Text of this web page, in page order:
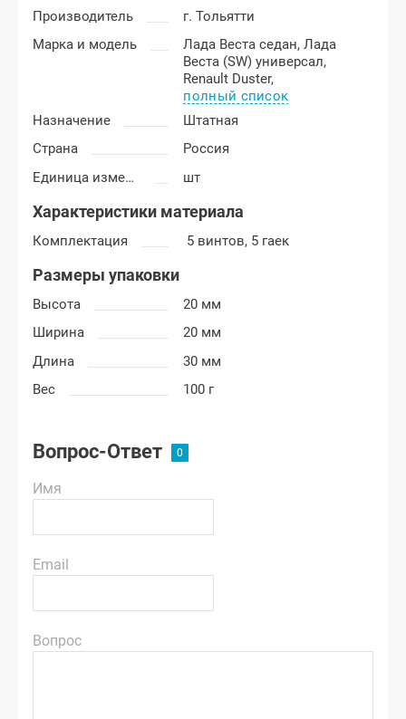
Производитель
г. Тольятти
Марка и модель
Лада Веста седан,Лада
Веста (SW) универсал,
Renault Duster,
полный список
Назначение
Штатная
Страна
Россия
Единица измерения
шт
Характеристики материала
Комплектация 5 винтов, 5 гаек
Размеры упаковки
Высота
20 мм
Ширина
20 мм
Длина
30 мм
Вес
100 г
Вопрос-Ответ
Имя
Email
Вопрос